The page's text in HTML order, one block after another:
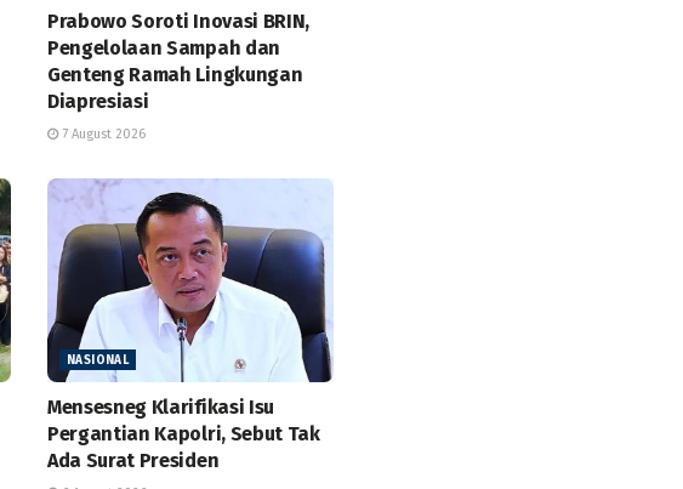
Prabowo Soroti Inovasi BRIN,
Pengelolaan Sampah dan
Genteng Ramah Lingkungan
Diapresiasi
7 August 2026
NASIONAL
Mensesneg Klarifikasi Isu
Pergantian Kapolri, Sebut Tak
Ada Surat Presiden